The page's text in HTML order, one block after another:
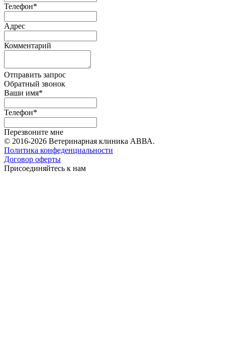
Телефон*
Адрес
Комментарий
Отправить запрос
Обратный звонок
Ваши имя*
Телефон*
Перезвоните мне
© 2016-2026 Ветеринарная клиника АВВА.
Политика конфеденциальности
Договор оферты
Присоединяйтесь к нам